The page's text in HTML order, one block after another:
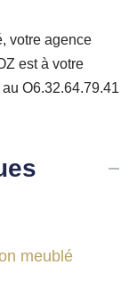
votre agence
est à votre
O6.32.64.79.41
meublé